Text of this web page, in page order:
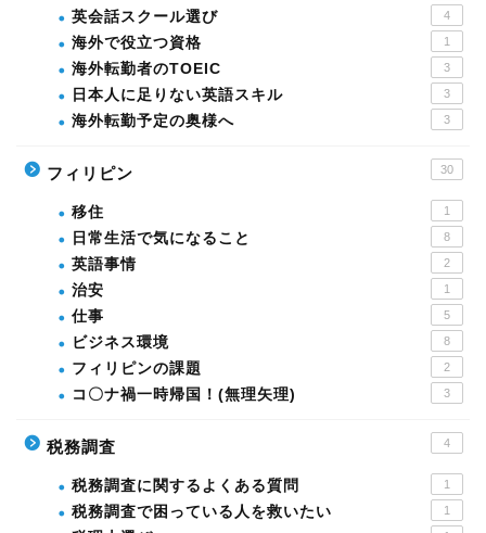
英会話スクール選び 4
海外で役立つ資格 1
海外転勤者のTOEIC 3
日本人に足りない英語スキル 3
海外転勤予定の奥様へ 3
フィリピン 30
移住 1
日常生活で気になること 8
英語事情 2
治安 1
仕事 5
ビジネス環境 8
フィリピンの課題 2
コ〇ナ禍一時帰国！(無理矢理) 3
税務調査 4
税務調査に関するよくある質問 1
税務調査で困っている人を救いたい 1